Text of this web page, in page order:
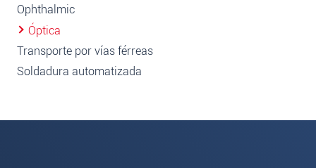
Ophthalmic
Óptica
Transporte por vías férreas
Soldadura automatizada